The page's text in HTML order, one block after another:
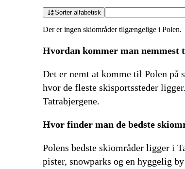
Sorter alfabetisk
Der er ingen skiområder tilgængelige i Polen.
Hvordan kommer man nemmest
Det er nemt at komme til Polen
hvor de fleste skisportssteder
Tatrabjergene.
Hvor finder man de bedste
Polens bedste skiområder ligger i
pister, snowparks og en hyggelig